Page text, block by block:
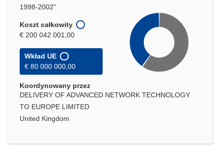
1998-2002"
Koszt całkowity
€ 200 042 001,00
Wkład UE
€ 80 000 000,00
Koordynowany przez
DELIVERY OF ADVANCED NETWORK TECHNOLOGY
TO EUROPE LIMITED
United Kingdom